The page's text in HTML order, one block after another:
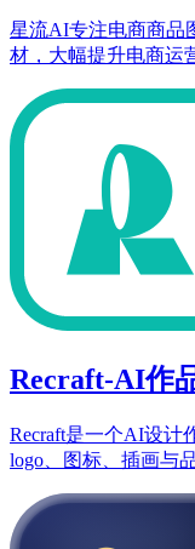
星流AI专注电商商品
材，大幅提升电商运
Recraft-AI作
Recraft是一个AI设计
logo、图标、插画与